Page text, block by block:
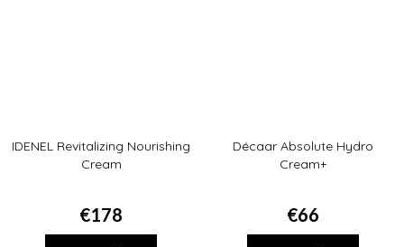
IDENEL Revitalizing Nourishing
Cream
€178
Décaar Absolute Hydro
Cream+
€66